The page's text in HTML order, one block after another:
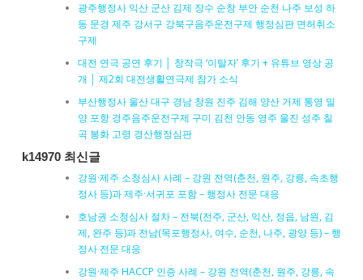
광주행정사 익산 군산 김제 장수 순창 부안 순천 나주 보성 하
동 문경 제주 강서구 강북구음주운전구제 행정심판 면허취소
구제
대전 연극 공연 후기 │ 창작극 ‘이탈자’ 후기 + 유튜브 영상 공
개 │ 제2회 대전생활연극제 참가 소식
부산행정사 울산 대구 경남 창원 진주 김해 양산 거제 통영 밀
양 포항 경주음주운전구제 구미 김천 안동 영주 울진 성주 칠
곡 봉화 고령 경산행정심판
k14970 최신글
강원·제주 소청심사 사례 – 강원 전역(춘천, 원주, 강릉, 속초행
정사 등)과 제주·서귀포 포함 – 행정사 전문 대응
호남권 소청심사 절차 – 전북(전주, 군산, 익산, 정읍, 남원, 김
제, 완주 등)과 전남(목포행정사, 여수, 순천, 나주, 광양 등) – 행
정사 전문 대응
강원·제주 HACCP 인증 사례 – 강원 전역(춘천, 원주, 강릉, 속